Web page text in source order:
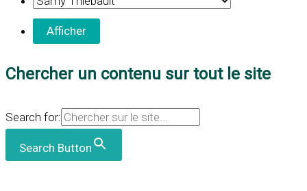
Chercher un contenu sur tout le site
Search for:
Search Button